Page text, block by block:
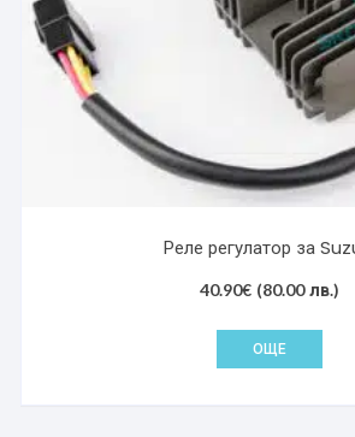
Реле регулатор за
40.90€ (80.00 лв.)
ОЩЕ